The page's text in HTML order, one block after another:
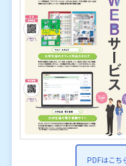
PDFはこち